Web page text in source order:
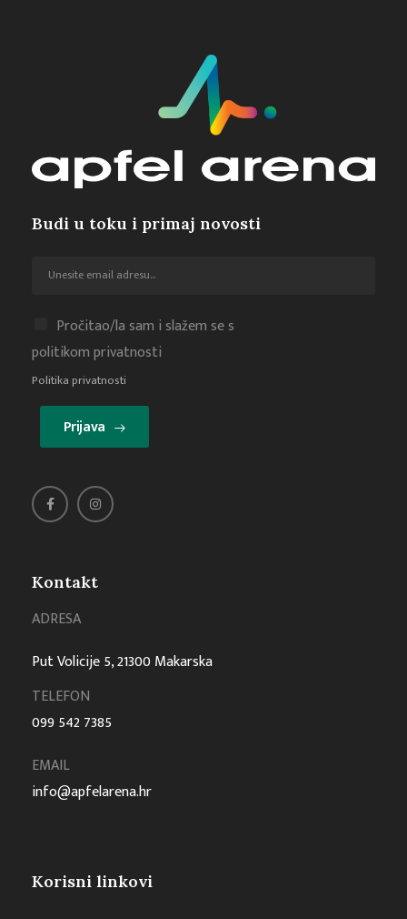
Kontakt
ADRESA
Put Volicije 5, 21300 Makarska
TELEFON
099 542 7385
EMAIL
info@apfelarena.hr
Korisni linkovi
Budi u toku i primaj novosti
Pročitao/la sam i slažem se s
politikom privatnosti
Politika privatnosti
Prijava